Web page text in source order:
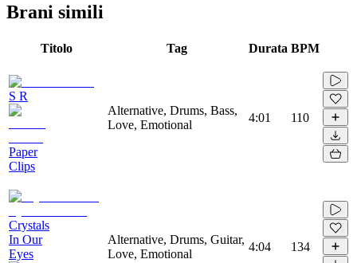
Brani simili
Titolo Tag Durata BPM
S R
Paper
Clips
Alternative, Drums, Bass,
Love, Emotional
4:01 110
Crystals
In Our
Eyes
Alternative, Drums, Guitar,
Love, Emotional
4:04 134